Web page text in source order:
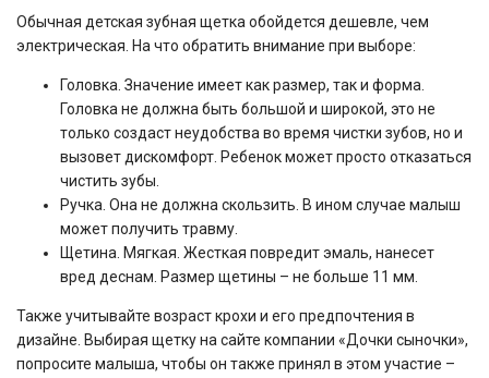
Обычная детская зубная щетка обойдется дешевле, чем
электрическая. На что обратить внимание при выборе:
Головка. Значение имеет как размер, так и форма.
Головка не должна быть большой и широкой, это не
только создаст неудобства во время чистки зубов, но и
вызовет дискомфорт. Ребенок может просто отказаться
чистить зубы.
Ручка. Она не должна скользить. В ином случае малыш
может получить травму.
Щетина. Мягкая. Жесткая повредит эмаль, нанесет
вред деснам. Размер щетины – не больше 11 мм.
Также учитывайте возраст крохи и его предпочтения в
дизайне. Выбирая щетку на сайте компании «Дочки сыночки»,
попросите малыша, чтобы он также принял в этом участие –